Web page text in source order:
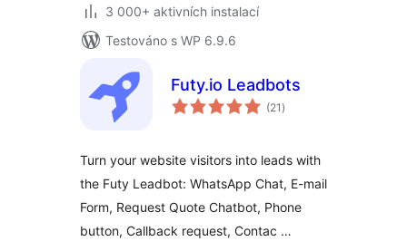
3 000+ aktivních instalací
Testováno s WP 6.9.6
Futy.io Leadbots
(21 celkové
hodnocení
)
Turn your website visitors into leads with
the Futy Leadbot: WhatsApp Chat, E-mail
Form, Request Quote Chatbot, Phone
button, Callback request, Contac …